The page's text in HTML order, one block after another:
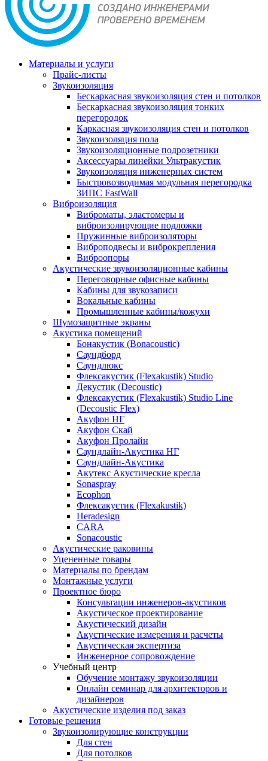
Материалы и услуги
Прайс-листы
Звукоизоляция
Бескаркасная звукоизоляция стен и потолков
Бескаркасная звукоизоляция тонких
перегородок
Каркасная звукоизоляция стен и потолков
Звукоизоляция пола
Звукоизоляционные подрозетники
Аксессуары линейки Ультракустик
Звукоизоляция инженерных систем
Быстровозводимая модульная перегородка
ЗИПС FastWall
Виброизоляция
Виброматы, эластомеры и
виброизолирующие подложки
Пружинные виброизоляторы
Виброподвесы и виброкрепления
Виброопоры
Акустические звукоизоляционные кабины
Переговорные офисные кабины
Кабины для звукозаписи
Вокальные кабины
Промышленные кабины/кожухи
Шумозащитные экраны
Акустика помещений
Бонакустик (Bonacoustic)
Саундборд
Саундлюкс
Флексакустик (Flexakustik) Studio
Декустик (Decoustic)
Флексакустик (Flexakustik) Studio Line
(Decoustic Flex)
Акуфон НГ
Акуфон Скай
Акуфон Пролайн
Саундлайн-Акустика НГ
Саундлайн-Акустика
Акутекс Акустические кресла
Sonaspray
Ecophon
Флексакустик (Flexakustik)
Heradesign
CARA
Sonacoustic
Акустические раковины
Уцененные товары
Материалы по брендам
Монтажные услуги
Проектное бюро
Консультации инженеров-акустиков
Акустическое проектирование
Акустический дизайн
Акустические измерения и расчеты
Акустическая экспертиза
Инженерное сопровождение
Учебный центр
Обучение монтажу звукоизоляции
Онлайн семинар для архитекторов и
дизайнеров
Акустические изделия под заказ
Готовые решения
Звукоизолирующие конструкции
Для стен
Для потолков